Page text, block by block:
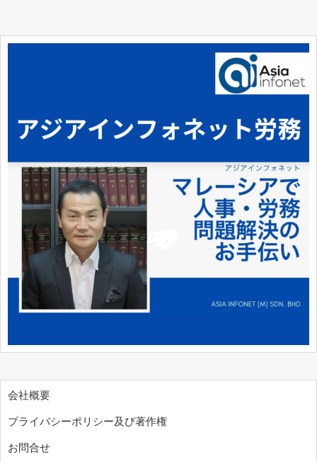
会社概要
プライバシーポリシー及び著作権
お問合せ